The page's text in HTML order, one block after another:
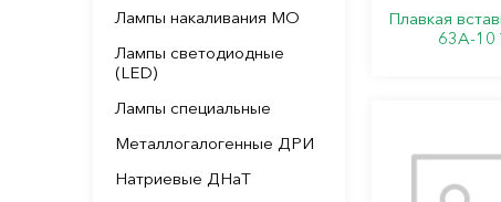
Лампы накаливания МО
Лампы светодиодные
(LED)
Лампы специальные
Металлогалогенные ДРИ
Натриевые ДНаТ
Плавкая
63А-10